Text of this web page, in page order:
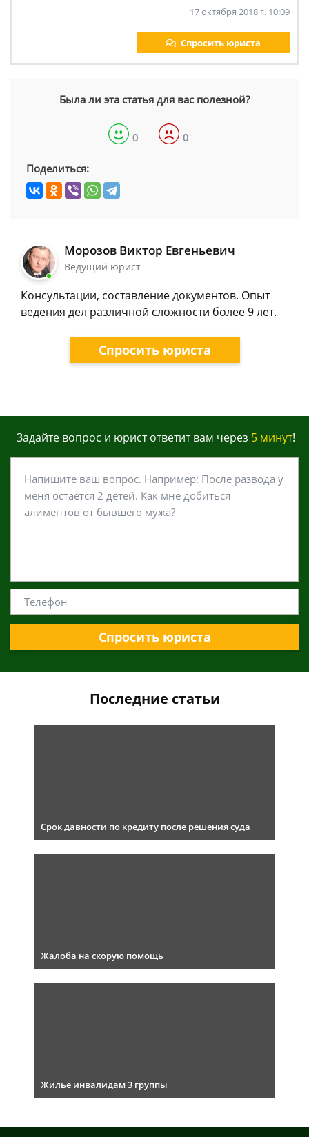
17 октября 2018 г. 10:09
Спросить юриста
Была ли эта статья для вас полезной?
0 0
Поделиться:
Морозов Виктор Евгеньевич
Ведущий юрист
Консультации, составление документов. Опыт
ведения дел различной сложности более 9 лет.
Спросить юриста
Задайте вопрос и юрист ответит вам через 5 минут!
Спросить юриста
Последние статьи
Срок давности по кредиту после решения суда
Жалоба на скорую помощь
Жилье инвалидам 3 группы